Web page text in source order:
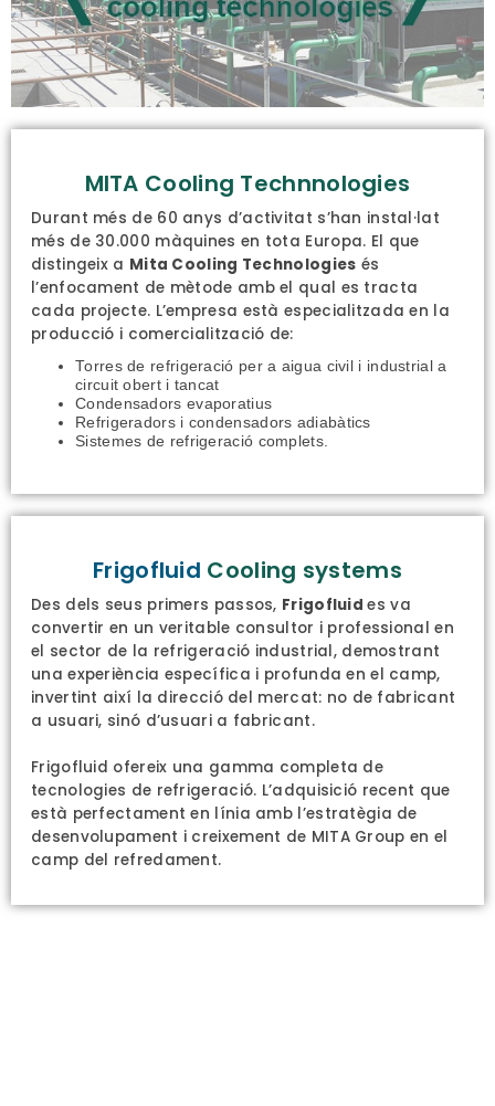
MITA Cooling Technnologies
Durant més de 60 anys d’activitat s’han instal·lat
més de 30.000 màquines en tota Europa. El que
distingeix a Mita Cooling Technologies és
l’enfocament de mètode amb el qual es tracta
cada projecte. L’empresa està especialitzada en la
producció i comercialització de:
Torres de refrigeració per a aigua civil i industrial a
circuit obert i tancat
Condensadors evaporatius
Refrigeradors i condensadors adiabàtics
Sistemes de refrigeració complets.
Frigofluid Cooling systems
Des dels seus primers passos, Frigofluides va
convertir en un veritable consultor i professional en
el sector de la refrigeració industrial, demostrant
una experiència específica i profunda en el camp,
invertint així la direcció del mercat: no de fabricant
a usuari, sinó d’usuari a fabricant.
Frigofluid ofereix una gamma completa de
tecnologies de refrigeració. L’adquisició recent que
està perfectament en línia amb l’estratègia de
desenvolupament i creixement de MITA Group en el
camp del refredament.